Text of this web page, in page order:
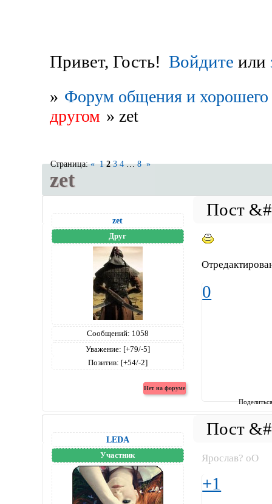
Привет, Гость! Войдите или
» Форум общения и хорошего
другом » zet
zet
Страница:« 1 2 3 4 … 8 »
zet
Друг
Сообщений: 1058
Уважение: [+79/-5]
Позитив: [+54/-2]
0
LEDA
Участник Ярослав? оО
+1